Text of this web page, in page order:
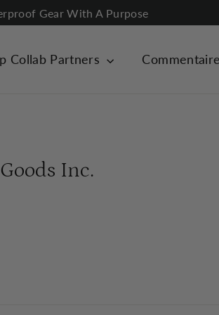
Gear With A Purpose
Collab Partners
Inc.